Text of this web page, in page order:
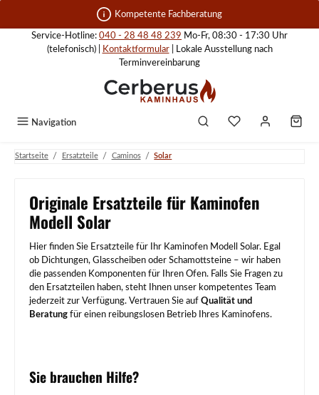
Zum Hauptinhalt springen Kompetente Fachberatung
Service-Hotline: 040 - 28 48 48 239 Mo-Fr, 08:30 - 17:30 Uhr
(telefonisch) |
Kontaktformular| Lokale Ausstellung nach
Terminvereinbarung
Navigation
Startseite / Ersatzteile / Caminos / Solar
Originale Ersatzteile für Kaminofen
Modell Solar
Hier finden Sie Ersatzteile für Ihr Kaminofen Modell Solar. Egal
ob Dichtungen, Glasscheiben oder Schamottsteine – wir haben
die passenden Komponenten für Ihren Ofen. Falls Sie Fragen zu
den Ersatzteilen haben, steht Ihnen unser kompetentes Team
jederzeit zur Verfügung. Vertrauen Sie auf Qualität und
Beratung für einen reibungslosen Betrieb Ihres Kaminofens.
Sie brauchen Hilfe?